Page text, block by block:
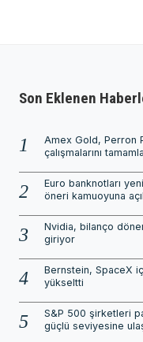
Son Eklenen
Amex Gold, Perron
çalışmalarını
Euro banknotları
öneri kamuoyuna
Nvidia, bilanço
giriyor
Bernstein, SpaceX
yükseltti
S&P 500 şirketleri
güçlü seviyesine